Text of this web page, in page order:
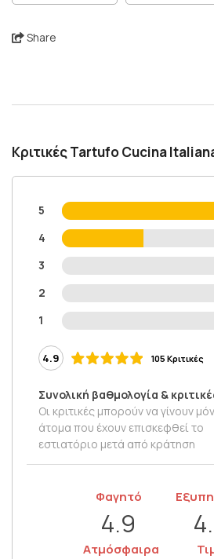
Share
Κριτικές Tartufo Cucina
5
4
3
2
1
4.9 105 Κριτικές
Συνολική βαθμολογία &
Οι κριτικές μπορούν να γίνουν
άτομα που έχουν επισκεφθεί το
εστιατόριο μετά από κράτηση
Φαγητό
4.9
Ατμόσφαιρα